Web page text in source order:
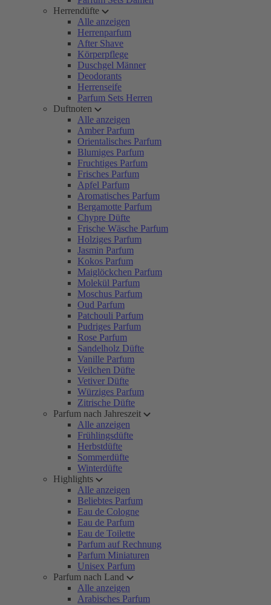
Herrendüfte
Alle anzeigen
Herrenparfum
After Shave
Körperpflege
Duschgel Männer
Deodorants
Herrenseife
Parfum Sets Herren
Duftnoten
Alle anzeigen
Amber Parfum
Orientalisches Parfum
Blumiges Parfum
Fruchtiges Parfum
Frisches Parfum
Apfel Parfum
Aromatisches Parfum
Bergamotte Parfum
Chypre Düfte
Frische Wäsche Parfum
Holziges Parfum
Jasmin Parfum
Kokos Parfum
Maiglöckchen Parfum
Molekül Parfum
Moschus Parfum
Oud Parfum
Patchouli Parfum
Pudriges Parfum
Rose Parfum
Sandelholz Düfte
Vanille Parfum
Veilchen Düfte
Vetiver Düfte
Würziges Parfum
Zitrische Düfte
Parfum nach Jahreszeit
Alle anzeigen
Frühlingsdüfte
Herbstdüfte
Sommerdüfte
Winterdüfte
Highlights
Alle anzeigen
Beliebtes Parfum
Eau de Cologne
Eau de Parfum
Eau de Toilette
Parfum auf Rechnung
Parfum Miniaturen
Unisex Parfum
Parfum nach Land
Alle anzeigen
Arabisches Parfum